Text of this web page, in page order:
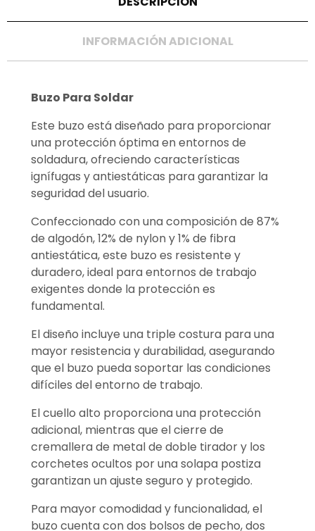
INFORMACIÓN ADICIONAL
Buzo Para Soldar
Este buzo está diseñado para proporcionar
una protección óptima en entornos de
soldadura, ofreciendo características
ignífugas y antiestáticas para garantizar la
seguridad del usuario.
Confeccionado con una composición de 87%
de algodón, 12% de nylon y 1% de fibra
antiestática, este buzo es resistente y
duradero, ideal para entornos de trabajo
exigentes donde la protección es
fundamental.
El diseño incluye una triple costura para una
mayor resistencia y durabilidad, asegurando
que el buzo pueda soportar las condiciones
difíciles del entorno de trabajo.
El cuello alto proporciona una protección
adicional, mientras que el cierre de
cremallera de metal de doble tirador y los
corchetes ocultos por una solapa postiza
garantizan un ajuste seguro y protegido.
Para mayor comodidad y funcionalidad, el
buzo cuenta con dos bolsos de pecho, dos